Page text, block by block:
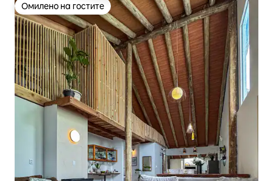
Омилено на гостите
Омилено на гостите